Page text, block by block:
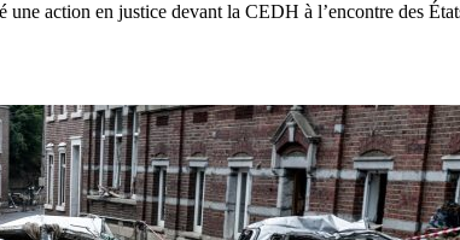
action en justice devant la CEDH à l’encontre des